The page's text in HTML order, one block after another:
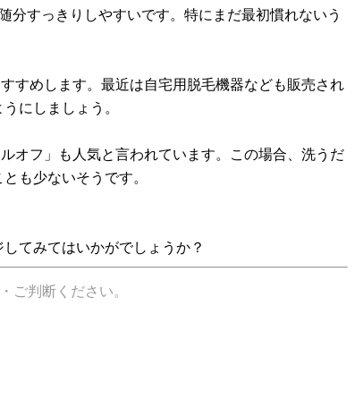
すっきりしやすいです。特にまだ最初慣れないう
すめします。最近は自宅用脱毛機器なども販売され
にしましょう。
オフ」も人気と言われています。この場合、洗うだ
も少ないそうです。
てみてはいかがでしょうか？
ご判断ください。